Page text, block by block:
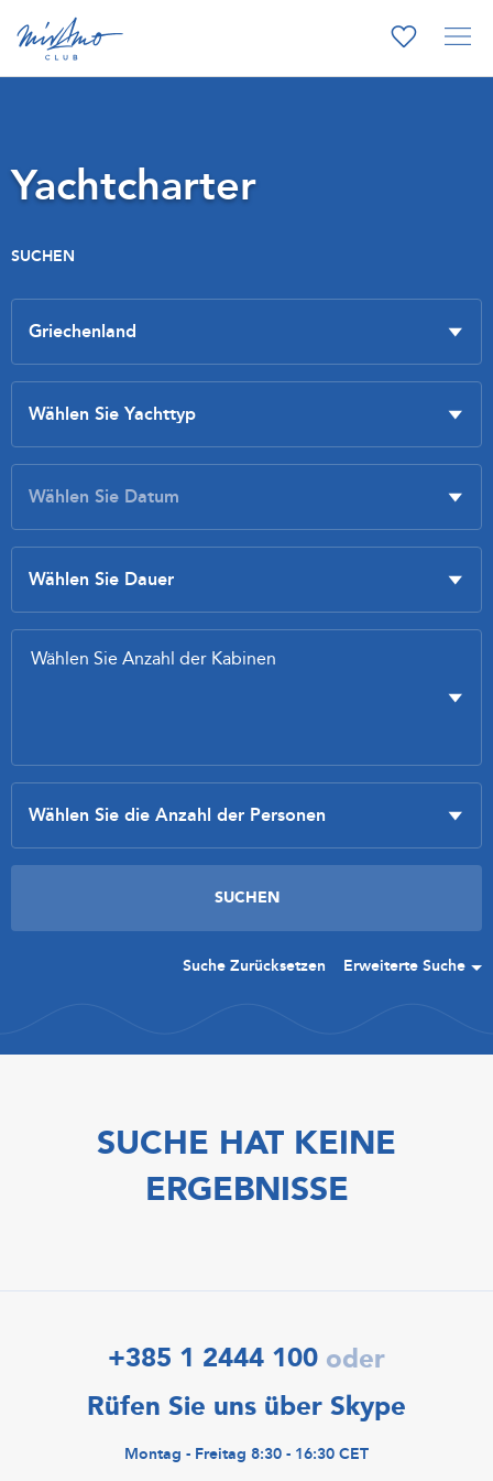
Yachtcharter
SUCHEN
Suche Zurücksetzen Erweiterte Suche
SUCHE HAT KEINE
ERGEBNISSE
+385 1 2444 100 oder
Rüfen Sie uns über Skype
Montag - Freitag 8:30 - 16:30 CET